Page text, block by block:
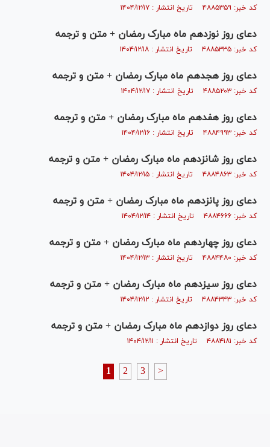
کد خبر: ۴۸۸۵۳۵۹ تاریخ انتشار : ۱۴۰۴/۱۲/۱۷
دعای روز نوزدهم ماه مبارک رمضان + متن و ترجمه
کد خبر: ۴۸۸۵۳۳۵ تاریخ انتشار : ۱۴۰۴/۱۲/۱۸
دعای روز هجدهم ماه مبارک رمضان + متن و ترجمه
کد خبر: ۴۸۸۵۲۰۳ تاریخ انتشار : ۱۴۰۴/۱۲/۱۷
دعای روز هفدهم ماه مبارک رمضان + متن و ترجمه
کد خبر: ۴۸۸۴۹۹۳ تاریخ انتشار : ۱۴۰۴/۱۲/۱۶
دعای روز شانزدهم ماه مبارک رمضان + متن و ترجمه
کد خبر: ۴۸۸۴۸۶۳ تاریخ انتشار : ۱۴۰۴/۱۲/۱۵
دعای روز پانزدهم ماه مبارک رمضان + متن و ترجمه
کد خبر: ۴۸۸۴۶۶۶ تاریخ انتشار : ۱۴۰۴/۱۲/۱۴
دعای روز چهاردهم ماه مبارک رمضان + متن و ترجمه
کد خبر: ۴۸۸۴۴۸۰ تاریخ انتشار : ۱۴۰۴/۱۲/۱۳
دعای روز سیزدهم ماه مبارک رمضان + متن و ترجمه
کد خبر: ۴۸۸۴۳۴۳ تاریخ انتشار : ۱۴۰۴/۱۲/۱۲
دعای روز دوازدهم ماه مبارک رمضان + متن و ترجمه
کد خبر: ۴۸۸۴۱۸۱ تاریخ انتشار : ۱۴۰۴/۱۲/۱۱
1 2 3 >